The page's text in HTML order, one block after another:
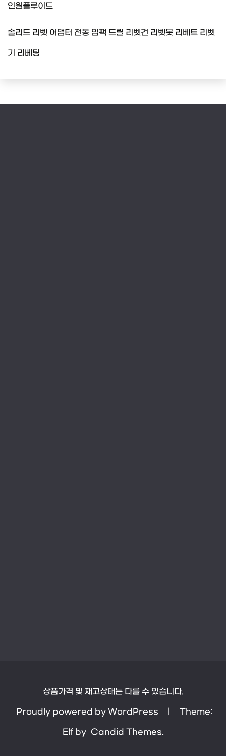
인원플루이드
솔리드 리벳 어댑터 전동 임팩 드릴 리벳건 리벳못 리베트 리벳
기 리베팅
상품가격 및 재고상태는 다를 수 있습니다.
Proudly powered by WordPress Theme:
Elf by Candid Themes.